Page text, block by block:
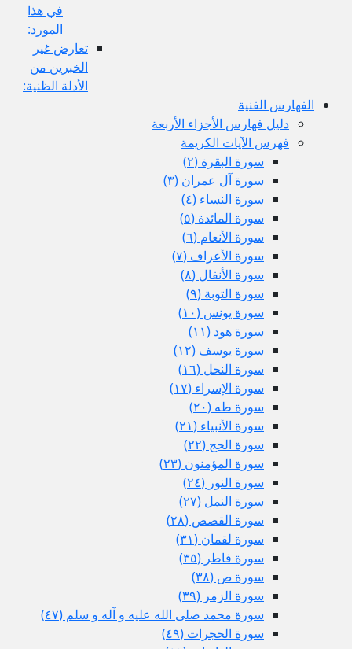
في هذا
المورد:
تعارض غير
الخبرين من
الأدلة الظنية:
الفهارس الفنية
دليل فهارس الأجزاء الأربعة
فهرس الآيات الكريمة
سورة البقرة (٢)
سورة آل عمران (٣)
سورة النساء (٤)
سورة المائدة (٥)
سورة الأنعام (٦)
سورة الأعراف (٧)
سورة الأنفال (٨)
سورة التوبة (٩)
سورة يونس (١٠)
سورة هود (١١)
سورة يوسف (١٢)
سورة النحل (١٦)
سورة الإسراء (١٧)
سورة طه (٢٠)
سورة الأنبياء (٢١)
سورة الحج (٢٢)
سورة المؤمنون (٢٣)
سورة النور (٢٤)
سورة النمل (٢٧)
سورة القصص (٢٨)
سورة لقمان (٣١)
سورة فاطر (٣٥)
سورة ص (٣٨)
سورة الزمر (٣٩)
سورة محمد صلى الله عليه و آله و سلم (٤٧)
سورة الحجرات (٤٩)